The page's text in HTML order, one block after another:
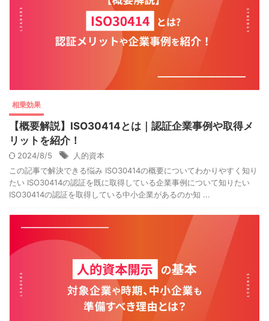
相乗効果
【概要解説】ISO30414とは｜認証企業事例や取得メ
リットを紹介！
2024/8/5
人的資本
この記事で解決できる悩み ISO30414の概要についてわかりやすく知り
たい ISO30414の認証を既に取得している企業事例について知りたい
ISO30414の認証を取得している中小企業があるのか知 ...